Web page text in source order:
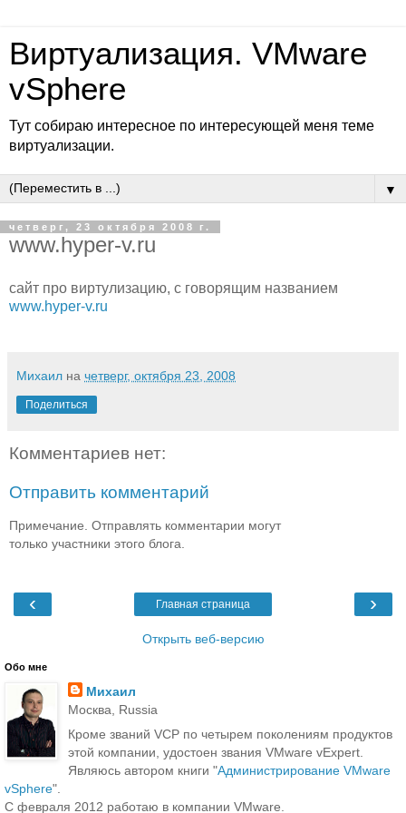
Виртуализация. VMware
vSphere
Тут собираю интересное по интересующей меня теме
виртуализации.
▼
четверг, 23 октября 2008 г.
www.hyper-v.ru
сайт про виртулизацию, с говорящим названием
www.hyper-v.ru
Михаил на четверг, октября 23, 2008
Поделиться
Комментариев нет:
Отправить комментарий
Примечание. Отправлять комментарии могут
только участники этого блога.
‹ ›
Главная страница
Открыть веб-версию
Обо мне
Михаил
Москва, Russia
Кроме званий VCP по четырем поколениям продуктов
этой компании, удостоен звания VMware vExpert.
Являюсь автором книги "Администрирование VMware
vSphere".
С февраля 2012 работаю в компании VMware.